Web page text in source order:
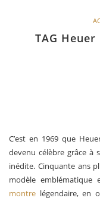
TAG
C’est en 1969 que
devenu célèbre grâce à
inédite. Cinquante ans
modèle emblématique
montre légendaire, en